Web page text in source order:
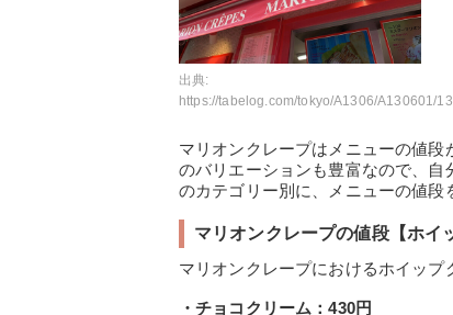
出典:
https://tabelog.com/tokyo/A1306/A130601/13088711/
マリオンクレープはメニューの値
のバリエーションも豊富なので、
のカテゴリー別に、メニューの値段
マリオンクレープの値段【ホイ
マリオンクレープにおけるホイップ
・チョコクリーム：430円